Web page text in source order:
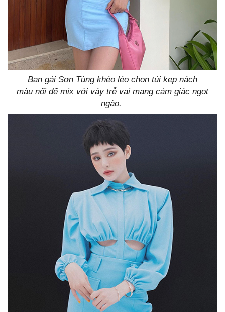
Bạn gái Sơn Tùng khéo léo chọn túi kẹp nách
màu nổi để mix với váy trễ vai mang cảm giác ngọt
ngào.